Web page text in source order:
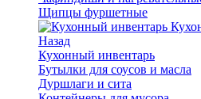
Щипцы фуршетные
Назад
Кухонный инвентарь
Бутылки для соусов и масла
Дуршлаги и сита